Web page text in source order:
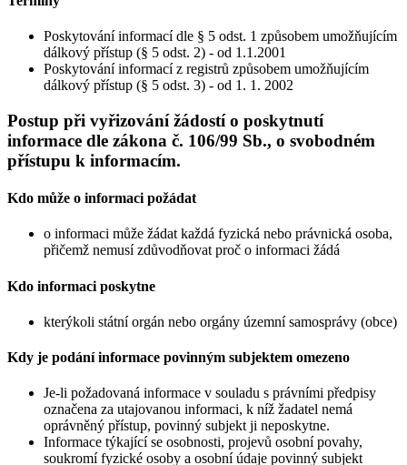
Poskytování informací dle § 5 odst. 1 způsobem umožňujícím
dálkový přístup (§ 5 odst. 2) - od 1.1.2001
Poskytování informací z registrů způsobem umožňujícím
dálkový přístup (§ 5 odst. 3) - od 1. 1. 2002
Postup při vyřizování žádostí o poskytnutí
informace dle zákona č. 106/99 Sb., o svobodném
přístupu k informacím.
Kdo může o informaci požádat
o informaci může žádat každá fyzická nebo právnická osoba,
přičemž nemusí zdůvodňovat proč o informaci žádá
Kdo informaci poskytne
kterýkoli státní orgán nebo orgány územní samosprávy (obce)
Kdy je podání informace povinným subjektem omezeno
Je-li požadovaná informace v souladu s právními předpisy
označena za utajovanou informaci, k níž žadatel nemá
oprávněný přístup, povinný subjekt ji neposkytne.
Informace týkající se osobnosti, projevů osobní povahy,
soukromí fyzické osoby a osobní údaje povinný subjekt